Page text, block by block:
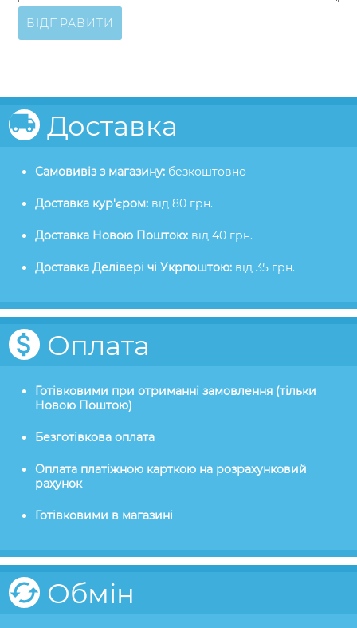
ВІДПРАВИТИ
Доставка
Самовивіз з магазину: безкоштовно
Доставка кур'єром: від 80 грн.
Доставка Новою Поштою: від 40 грн.
Доставка Делівері чі Укрпоштою: від 35 грн.
Оплата
Готівковими при отриманні замовлення (тільки
Новою Поштою)
Безготівкова оплата
Оплата платіжною карткою на розрахунковий
рахунок
Готівковими в магазині
Обмін